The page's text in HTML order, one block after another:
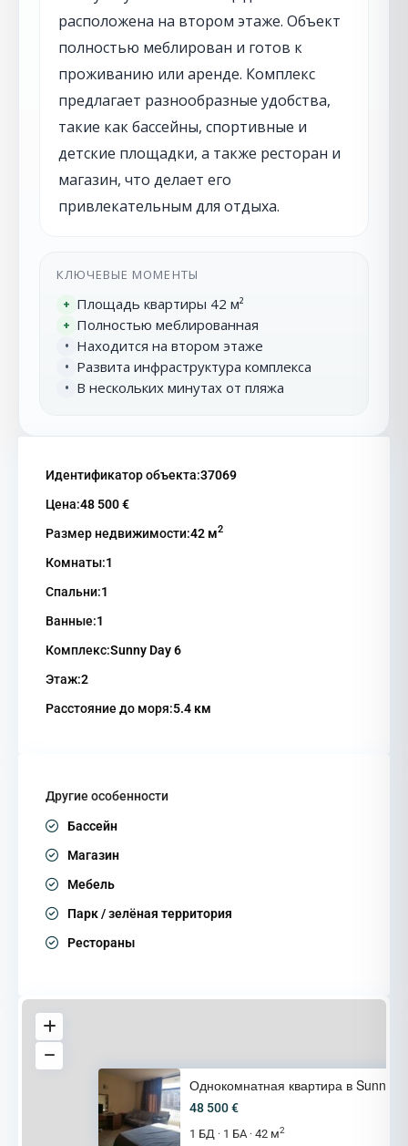
расположена на втором этаже. Объект
полностью меблирован и готов к
проживанию или аренде. Комплекс
предлагает разнообразные удобства,
такие как бассейны, спортивные и
детские площадки, а также ресторан и
магазин, что делает его
привлекательным для отдыха.
КЛЮЧЕВЫЕ МОМЕНТЫ
+ Площадь квартиры 42 м²
+ Полностью меблированная
• Находится на втором этаже
• Развита инфраструктура комплекса
• В нескольких минутах от пляжа
Идентификатор объекта:37069
Цена:48 500 €
Размер недвижимости:42 м2
Комнаты:1
Спальни:1
Ванные:1
Комплекс:Sunny Day 6
Этаж:2
Расстояние до моря:5.4 км
Другие особенности
Бассейн
Магазин
Мебель
Парк / зелёная территория
Рестораны
Однокомнатная квартира в Sunny
48 500 €
1 БД · 1 БА · 42 м2